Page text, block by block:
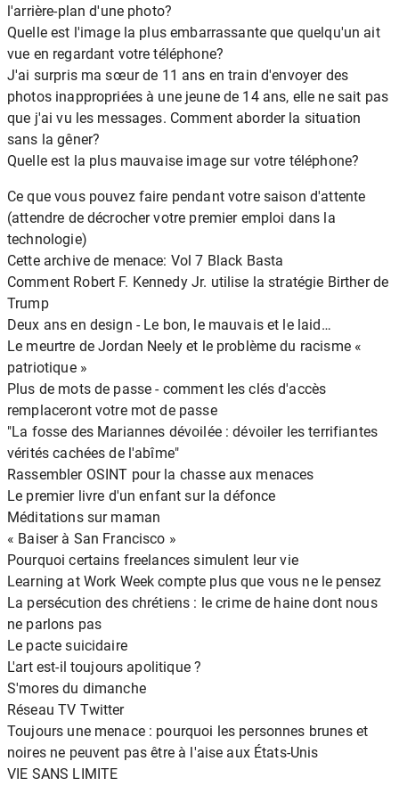
l'arrière-plan d'une photo?
Quelle est l'image la plus embarrassante que quelqu'un ait
vue en regardant votre téléphone?
J'ai surpris ma sœur de 11 ans en train d'envoyer des
photos inappropriées à une jeune de 14 ans, elle ne sait pas
que j'ai vu les messages. Comment aborder la situation
sans la gêner?
Quelle est la plus mauvaise image sur votre téléphone?
Ce que vous pouvez faire pendant votre saison d'attente
(attendre de décrocher votre premier emploi dans la
technologie)
Cette archive de menace: Vol 7 Black Basta
Comment Robert F. Kennedy Jr. utilise la stratégie Birther de
Trump
Deux ans en design - Le bon, le mauvais et le laid…
Le meurtre de Jordan Neely et le problème du racisme «
patriotique »
Plus de mots de passe - comment les clés d'accès
remplaceront votre mot de passe
"La fosse des Mariannes dévoilée : dévoiler les terrifiantes
vérités cachées de l'abîme"
Rassembler OSINT pour la chasse aux menaces
Le premier livre d'un enfant sur la défonce
Méditations sur maman
« Baiser à San Francisco »
Pourquoi certains freelances simulent leur vie
Learning at Work Week compte plus que vous ne le pensez
La persécution des chrétiens : le crime de haine dont nous
ne parlons pas
Le pacte suicidaire
L'art est-il toujours apolitique ?
S'mores du dimanche
Réseau TV Twitter
Toujours une menace : pourquoi les personnes brunes et
noires ne peuvent pas être à l'aise aux États-Unis
VIE SANS LIMITE